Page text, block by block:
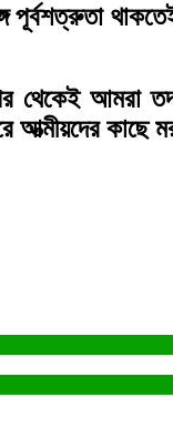
পূর্বশত্রুতা
থেকেই আমরা
আত্মীয়দের কাছে